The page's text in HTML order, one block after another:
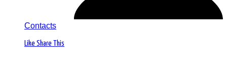
Contacts
Like Share This